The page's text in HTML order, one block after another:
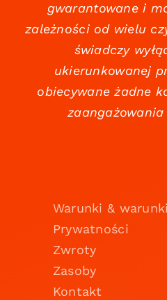
gwarantowane i
zależności od wielu
świadczy
ukierunkowanej
obiecywane żadne
Warunki & warunki
Prywatności
Zwroty
Zasoby
Kontakt